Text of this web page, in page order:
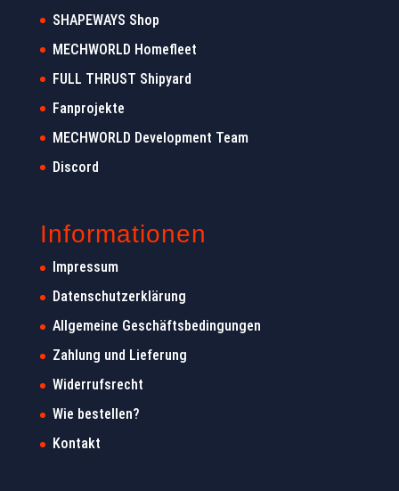
SHAPEWAYS Shop
MECHWORLD Homefleet
FULL THRUST Shipyard
Fanprojekte
MECHWORLD Development Team
Discord
Informationen
Impressum
Datenschutzerklärung
Allgemeine Geschäftsbedingungen
Zahlung und Lieferung
Widerrufsrecht
Wie bestellen?
Kontakt